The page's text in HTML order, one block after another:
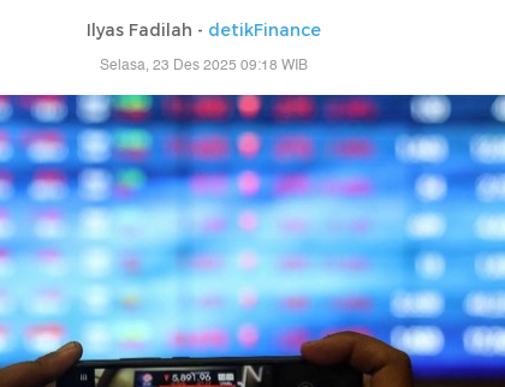
Ilyas Fadilah - detikFinance
Selasa, 23 Des 2025 09:18 WIB